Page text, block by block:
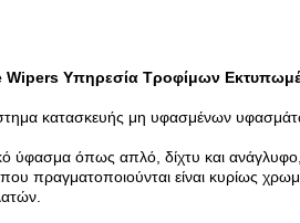
Υπηρεσία Τροφίμων
κατασκευής μη υφασμένων
ύφασμα όπως απλό, δίχτυ και
που πραγματοποιούνται είναι κυρίως